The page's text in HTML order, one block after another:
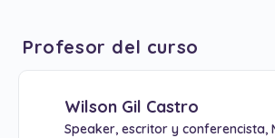
Profesor del curso
Wilson Gil Castro
Speaker, escritor y conferencista,